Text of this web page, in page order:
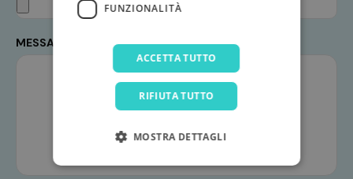
MESSAGGIO*
FUNZIONALITÀ
ACCETTA TUTTO
RIFIUTA TUTTO
MOSTRA DETTAGLI